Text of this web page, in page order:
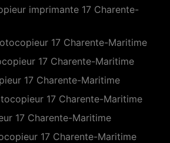
imprimante 17 Charente-
17 Charente-Maritime
17 Charente-Maritime
17 Charente-Maritime
17 Charente-Maritime
17 Charente-Maritime
17 Charente-Maritime